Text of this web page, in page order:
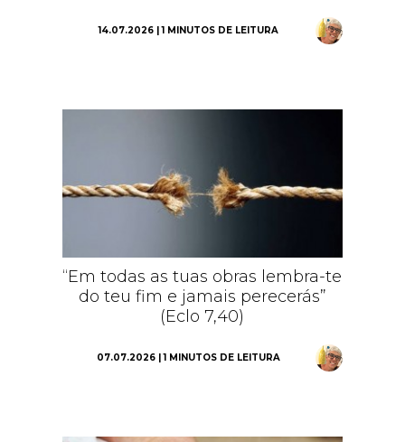
14.07.2026 | 1 MINUTOS DE LEITURA
“Em todas as tuas obras lembra-te
do teu fim e jamais perecerás”
(Eclo 7,40)
07.07.2026 | 1 MINUTOS DE LEITURA